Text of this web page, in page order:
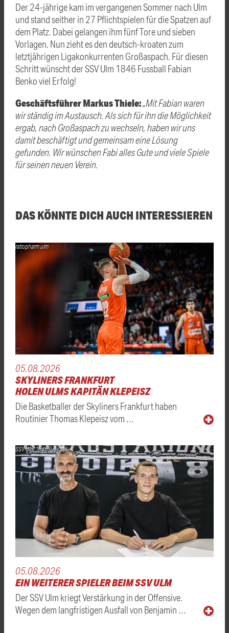
Der 24-jährige kam im vergangenen Sommer nach Ulm
und stand seither in 27 Pflichtspielen für die Spatzen auf
dem Platz. Dabei gelangen ihm fünf Tore und sieben
Vorlagen. Nun zieht es den deutsch-kroaten zum
letztjährigen Ligakonkurrenten Großaspach. Für diesen
Schritt wünscht der SSV Ulm 1846 Fussball Fabian
Benko viel Erfolg!
Geschäftsführer Markus Thiele:„Mit Fabian waren
wir ständig im Austausch. Als sich für ihn die Möglichkeit
ergab, nach Großaspach zu wechseln, haben wir uns
damit beschäftigt und gemeinsam eine Lösung
gefunden. Wir wünschen Fabi alles Gute und viele Spiele
für seinen neuen Verein.
DAS KÖNNTE DICH AUCH INTERESSIEREN
ratiopharm ulm
05.08.2026
SKYLINERS FRANKFURT
HOLEN ULMS KAPITÄN KLEPEISZ
Die Basketballer der Skyliners Frankfurt haben
Routinier Thomas Klepeisz vom …
SSV Ulm 1846 Fussball
05.08.2026
EIN WEITERER SPIELER BEIM SSV ULM
Der SSV Ulm kriegt Verstärkung in der Offensive.
Wegen dem langfristigen Ausfall von Benjamin …